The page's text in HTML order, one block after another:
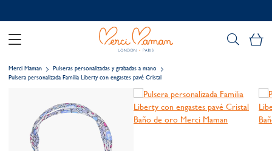
Merci Maman
Pulseras personalizadas y grabadas a mano
Pulsera personalizada Familia Liberty con engastes pavé Cristal